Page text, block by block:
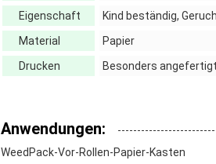
Eigenschaft
Kind beständig,
Material
Papier
Drucken
Besonders angefertigt
Anwendungen:
WeedPack-Vor-Rollen-Papier-Kasten